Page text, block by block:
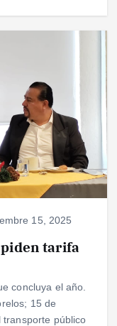
15, 2025
tarifa
concluya el año.
15 de
transporte público